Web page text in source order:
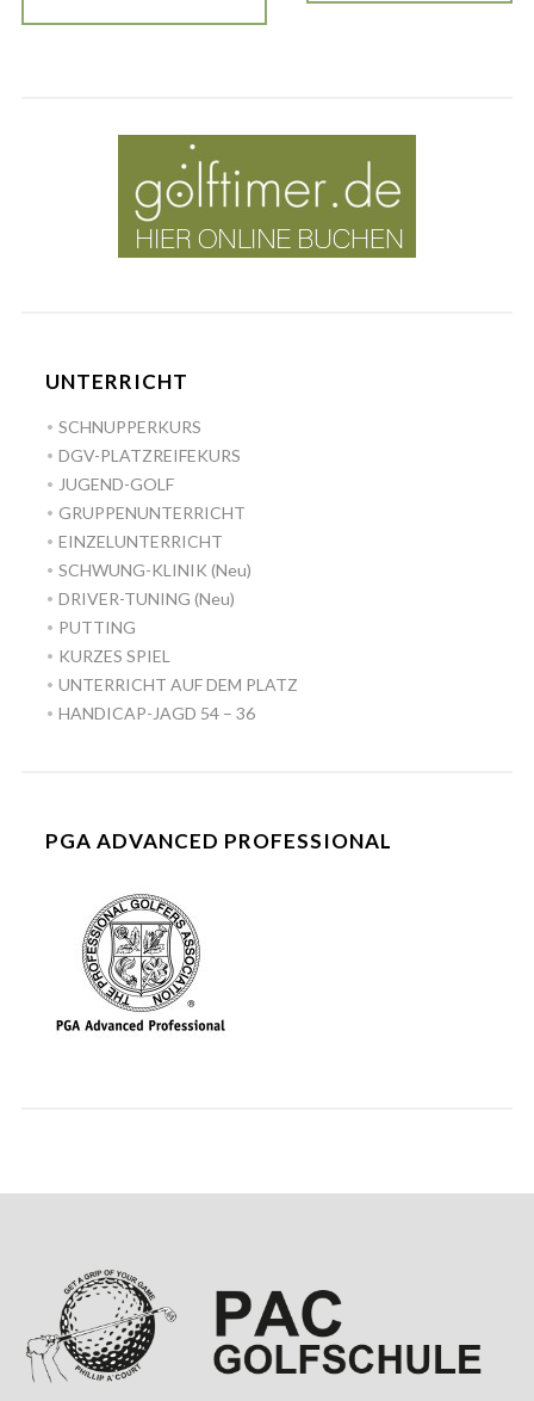
UNTERRICHT
SCHNUPPERKURS
DGV-PLATZREIFEKURS
JUGEND-GOLF
GRUPPENUNTERRICHT
EINZELUNTERRICHT
SCHWUNG-KLINIK (Neu)
DRIVER-TUNING (Neu)
PUTTING
KURZES SPIEL
UNTERRICHT AUF DEM PLATZ
HANDICAP-JAGD 54 – 36
PGA ADVANCED PROFESSIONAL